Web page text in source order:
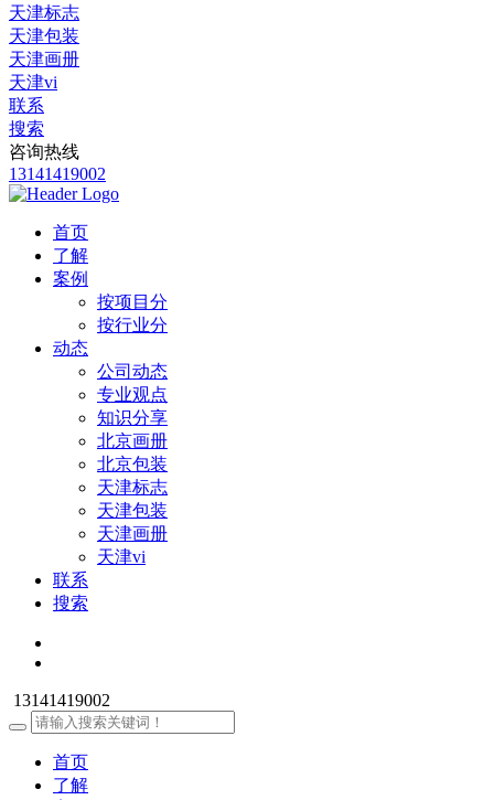
天津标志
天津包装
天津画册
天津vi
联系
搜索
咨询热线
13141419002
首页
了解
案例
按项目分
按行业分
动态
公司动态
专业观点
知识分享
北京画册
北京包装
天津标志
天津包装
天津画册
天津vi
联系
搜索
13141419002
首页
了解